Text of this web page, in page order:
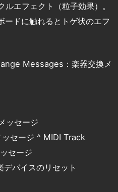
エフェクト（粒子効果）。
ドに触れるとトゲ状のエフ
Messages：楽器交換メ
ッセージ
セージ ^ MIDI Track
セージ
バイスのリセット